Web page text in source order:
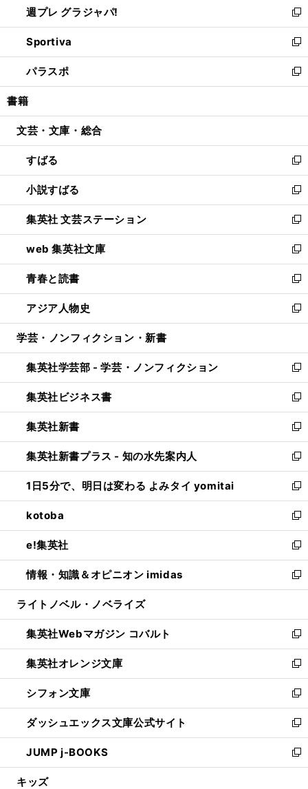
く
で
開
く
ィ
ン
ド
ウ
で
開
い
ウ
ィ
ン
ド
ウ
開
週プレ グラジャパ!
新
し
い
ウ
ィ
ン
ウ
開
く
Sportiva
新
し
い
ウ
ン
ウ
で
開
く
パラスポ
新
し
ウ
ン
ド
ウ
で
開
く
書籍
文芸・文庫・総合
すばる
新
し
い
ウ
ィ
ン
ド
ウ
で
開
く
小説すばる
新
し
い
ウ
ィ
ン
ド
ウ
で
開
集英社 文芸ステーション
新
し
い
ウ
ィ
ン
ド
ウ
開
く
web 集英社文庫
新
し
い
ウ
ィ
ン
ウ
で
開
く
青春と読書
新
し
い
ウ
ン
ド
ウ
で
開
く
アジア人物史
新
し
ウ
ィ
ン
ド
ウ
で
開
く
学芸・ノンフィクション・新書
集英社学芸部 - 学芸・ノンフィクション
新
し
い
ウ
ィ
ン
ド
ウ
で
開
く
集英社ビジネス書
新
し
い
ウ
ィ
ン
ド
ウ
で
開
く
集英社新書
新
し
い
ウ
ィ
ン
ド
ウ
で
開
く
集英社新書プラス - 知の水先案内人
新
し
い
ウ
ィ
ン
ド
ウ
で
開
1日5分で、明日は変わる よみタイ yomitai
新
し
い
ウ
ィ
ン
ド
ウ
開
く
kotoba
新
し
い
ウ
ィ
ン
ウ
で
開
く
e!集英社
新
し
い
ウ
ン
ド
ウ
で
開
く
情報・知識＆オピニオン imidas
新
し
ウ
ィ
ン
ド
ウ
で
開
く
ライトノベル・ノベライズ
集英社Webマガジン コバルト
新
し
い
ウ
ィ
ン
ド
ウ
で
開
集英社オレンジ文庫
新
し
い
ウ
ィ
ン
ド
ウ
シフォン文庫
新
し
い
ウ
ィ
ン
ダッシュエックス文庫公式サイト
新
し
い
ウ
JUMP j-BOOKS
新
し
キッズ